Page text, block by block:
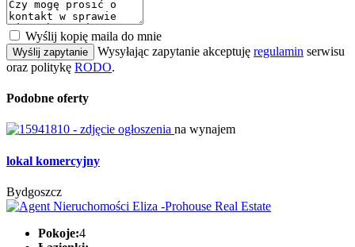
Wyślij kopię maila do mnie
Wyślij zapytanie Wysyłając zapytanie akceptuję regulamin serwisu
oraz politykę RODO.
Podobne oferty
na wynajem
lokal komercyjny
Bydgoszcz
Pokoje:4